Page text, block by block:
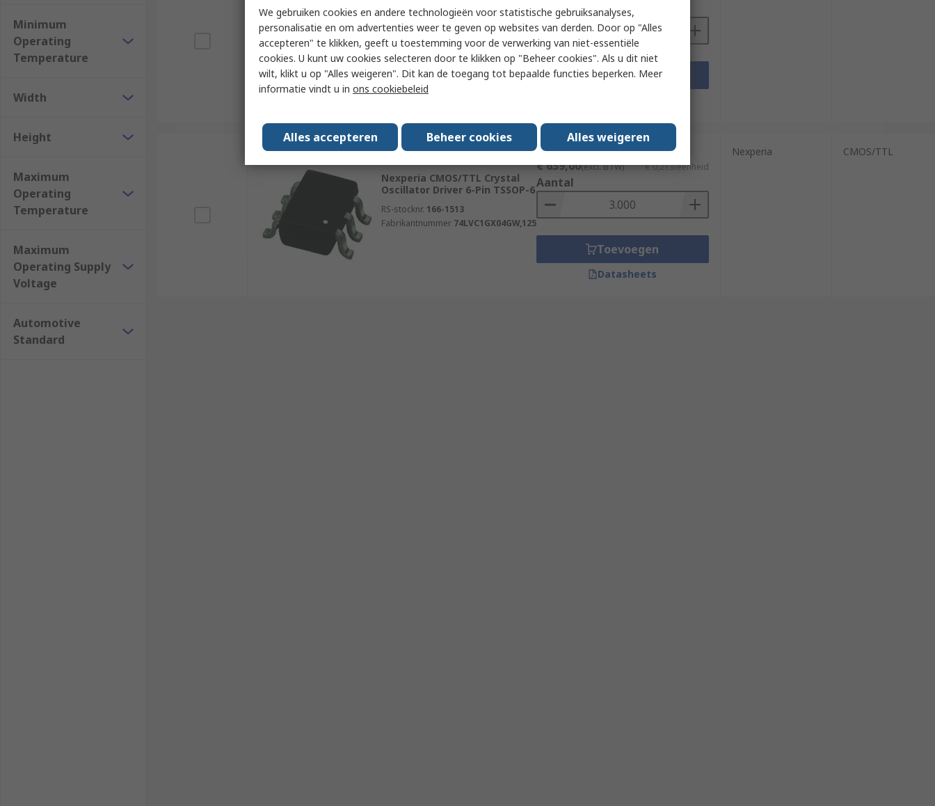
Minimum
Operating
Temperature
Width
Height
Maximum
Operating
Temperature
Maximum
Operating Supply
Voltage
Automotive
Standard
Oscillator Driver 6-Pin TSSOP-
6, 74LVC1GX04GW,125
RS-stocknr.510-469
Fabrikantnummer74LVC1GX04GW,125
Aantal
Toevoegen
Momenteel niet beschikbaar
Nexperia CMOS/TTL Crystal
Oscillator Driver 6-Pin TSSOP-6
RS-stocknr. 166-1513
Fabrikantnummer 74LVC1GX04GW,125
Subtotaal (1 rol van 3000 eenheden)
€ 639,00(excl. BTW) € 0,213/eenheid
Aantal
Toevoegen
Datasheets
Nexperia CMOS/TTL
We gebruiken cookies en andere technologieën voor statistische gebruiksanalyses,
personalisatie en om advertenties weer te geven op websites van derden. Door op "Alles
accepteren" te klikken, geeft u toestemming voor de verwerking van niet-essentiële
cookies. U kunt uw cookies selecteren door te klikken op "Beheer cookies". Als u dit niet
wilt, klikt u op "Alles weigeren". Dit kan de toegang tot bepaalde functies beperken. Meer
informatie vindt u in ons cookiebeleid
Alles accepteren Beheer cookies Alles weigeren